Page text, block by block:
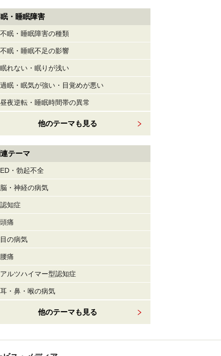
・睡眠障害
不眠・睡眠障害の種類
不眠・睡眠不足の影響
眠れない・眠りが浅い
過眠・眠気が強い・目覚めが悪い
昼夜逆転・睡眠時間帯の異常
他のテーマも見る
テーマ
ED・勃起不全
脳・神経の病気
認知症
頭痛
目の病気
腰痛
アルツハイマー型認知症
耳・鼻・喉の病気
他のテーマも見る